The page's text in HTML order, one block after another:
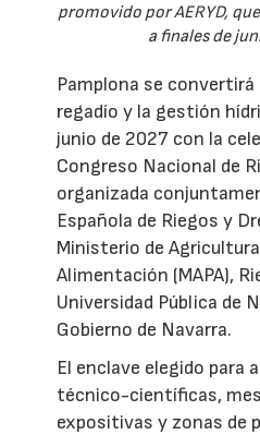
promovido por AERYD,
a finales de
Pamplona se convertirá
regadío y la gestión
junio de 2027 con la
Congreso Nacional de
organizada
Española de Riegos y
Ministerio de
Alimentación (MAPA),
Universidad Pública de
Gobierno de Navarra.
El enclave elegido para
técnico-científicas,
expositivas y zonas de